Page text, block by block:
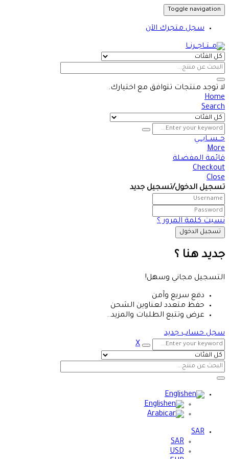
Toggle navigation
سجل متجرك الآن
لا توجد منتجات تتوافق مع اختيارك.
Home
Search
حــســابـــي
More
قائمة المفضلة
Checkout
Close
تسجيل الدخول/تسجيل جديد
نسيت كلمة المرور ؟
جديد هنا ؟
التسجيل مجاني وسهل!
دفع سريع وآمن
حفظ متعدد لعناوين الشحن
عرض وتتبع الطلبات والمزيد..
سجل حساب جديد
X
English
English
Arabic
SAR
SAR
USD